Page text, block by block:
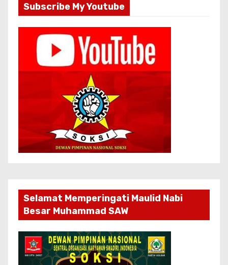
Subscribe My Youtube
Selamat Memperingati Maulid Nabi
Besar Muhammad SAW